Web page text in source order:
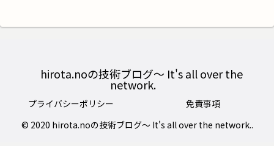
hirota.noの技術ブログ〜 It's all over the
network.
プライバシーポリシー
免責事項
© 2020 hirota.noの技術ブログ〜 It's all over the network..